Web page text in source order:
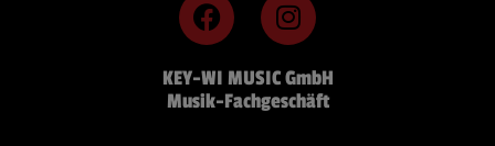
KEY-WI MUSIC GmbH
Musik-Fachgeschäft
a
c
e
b
n
s
t
a